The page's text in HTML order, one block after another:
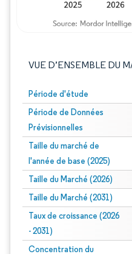
VUE D’ENSEMBLE DU
Période d'étude
Période de Données
Prévisionnelles
Taille du marché de
l'année de base (2025)
Taille du Marché (2026)
Taille du Marché (2031)
Taux de croissance (2026
- 2031)
Concentration du